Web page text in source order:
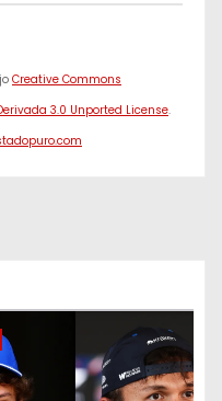
Creative Commons
3.0 Unported License.